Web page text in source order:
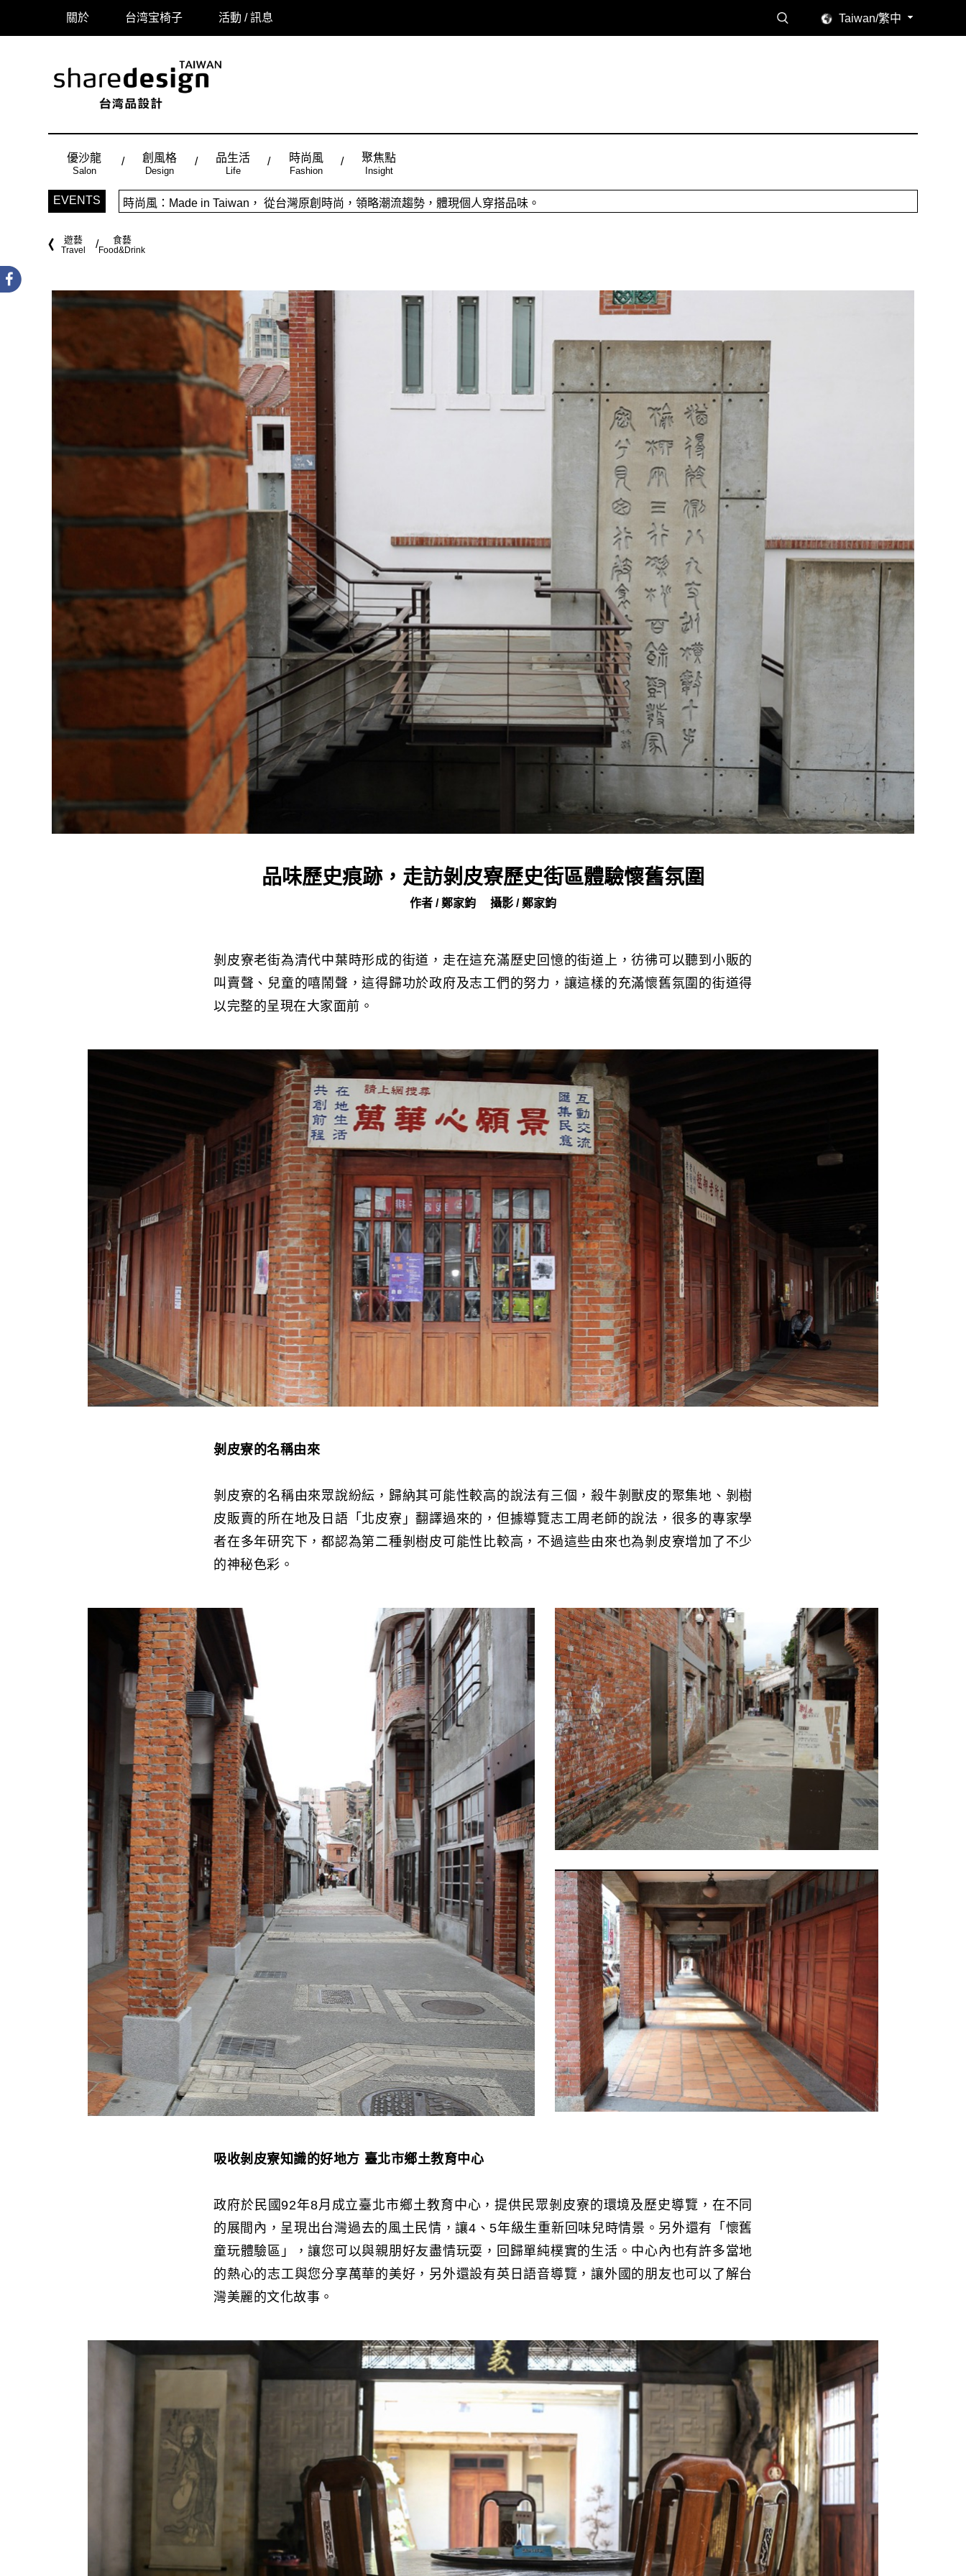
Taiwan/繁中
關於 台湾宝椅子 活動 / 訊息
優沙龍
Salon
創風格
Design
品生活
Life
時尚風
Fashion
聚焦點
Insight
EVENTS
時尚風：Made in Taiwan， 從台灣原創時尚，領略潮流趨勢，體現個人穿搭品味。
遊藝
Travel
食藝
Food&Drink
品味歷史痕跡，走訪剝皮寮歷史街區體驗懷舊氛圍
作者 / 鄭家鈞 攝影 / 鄭家鈞
剝皮寮老街為清代中葉時形成的街道，走在這充滿歷史回憶的街道上，彷彿可以聽到小販的
叫賣聲、兒童的嘻鬧聲，這得歸功於政府及志工們的努力，讓這樣的充滿懷舊氛圍的街道得
以完整的呈現在大家面前。
剝皮寮的名稱由來
剝皮寮的名稱由來眾說紛紜，歸納其可能性較高的說法有三個，殺牛剝獸皮的聚集地、剝樹
皮販賣的所在地及日語「北皮寮」翻譯過來的，但據導覽志工周老師的說法，很多的專家學
者在多年研究下，都認為第二種剝樹皮可能性比較高，不過這些由來也為剝皮寮增加了不少
的神秘色彩。
吸收剝皮寮知識的好地方 臺北市鄉土教育中心
政府於民國92年8月成立臺北市鄉土教育中心，提供民眾剝皮寮的環境及歷史導覽，在不同
的展間內，呈現出台灣過去的風土民情，讓4、5年級生重新回味兒時情景。另外還有「懷舊
童玩體驗區」，讓您可以與親朋好友盡情玩耍，回歸單純樸實的生活。中心內也有許多當地
的熱心的志工與您分享萬華的美好，另外還設有英日語音導覽，讓外國的朋友也可以了解台
灣美麗的文化故事。